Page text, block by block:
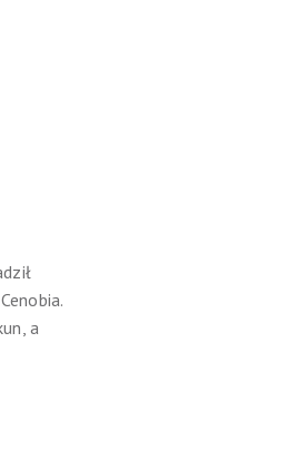
a